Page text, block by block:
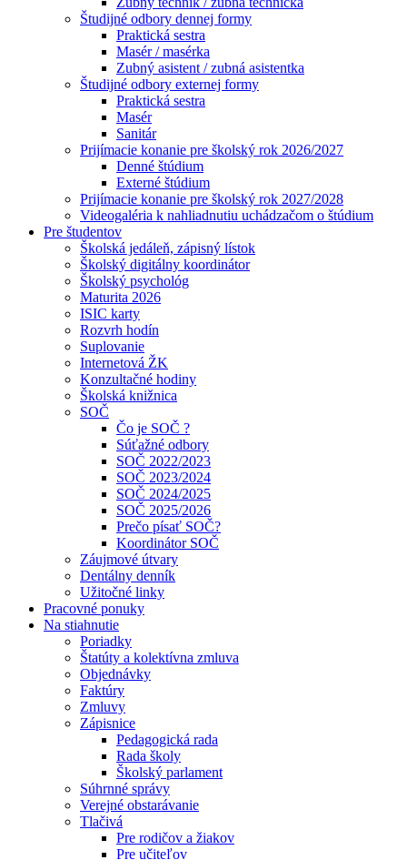
Študijné odbory dennej formy
Praktická sestra
Masér / masérka
Zubný asistent / zubná asistentka
Študijné odbory externej formy
Praktická sestra
Masér
Sanitár
Prijímacie konanie pre školský rok 2026/2027
Denné štúdium
Externé štúdium
Prijímacie konanie pre školský rok 2027/2028
Videogaléria k nahliadnutiu uchádzačom o štúdium
Pre študentov
Školská jedáleň, zápisný lístok
Školský digitálny koordinátor
Školský psychológ
Maturita 2026
ISIC karty
Rozvrh hodín
Suplovanie
Internetová ŽK
Konzultačné hodiny
Školská knižnica
SOČ
Čo je SOČ ?
Súťažné odbory
SOČ 2022/2023
SOČ 2023/2024
SOČ 2024/2025
SOČ 2025/2026
Prečo písať SOČ?
Koordinátor SOČ
Záujmové útvary
Dentálny denník
Užitočné linky
Pracovné ponuky
Na stiahnutie
Poriadky
Štatúty a kolektívna zmluva
Objednávky
Faktúry
Zmluvy
Zápisnice
Pedagogická rada
Rada školy
Školský parlament
Súhrnné správy
Verejné obstarávanie
Tlačivá
Pre rodičov a žiakov
Pre učiteľov